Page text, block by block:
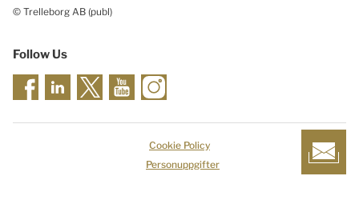
© Trelleborg AB (publ)
Follow Us
Cookie Policy
Personuppgifter